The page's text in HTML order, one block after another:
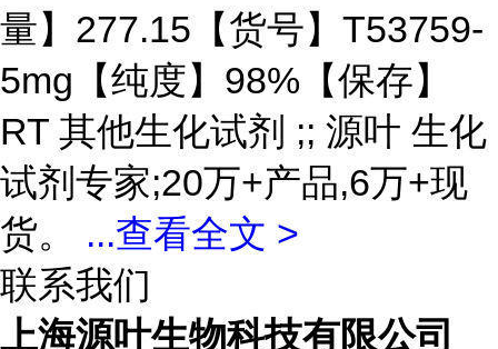
量】277.15【货号】T53759-
5mg【纯度】98%【保存】
RT 其他生化试剂 ;; 源叶 生化
试剂专家;20万+产品,6万+现
货。 ...查看全文 >
联系我们
上海源叶生物科技有限公司